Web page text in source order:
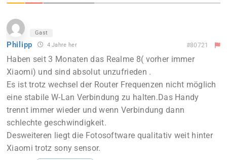
Gast
Philipp 4 Jahre her #80721
Haben seit 3 Monaten das Realme 8( vorher immer
Xiaomi) und sind absolut unzufrieden .
Es ist trotz wechsel der Router Frequenzen nicht möglich
eine stabile W-Lan Verbindung zu halten.Das Handy
trennt immer wieder und wenn Verbindung dann
schlechte geschwindigkeit.
Desweiteren liegt die Fotosoftware qualitativ weit hinter
Xiaomi trotz sony sensor.